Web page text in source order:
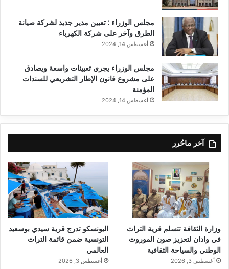
مجلس الوزراء : تعيين مدير جديد لشركة صيانة
الطرق وآخر على شركة الكهرباء
أغسطس 14, 2024
مجلس الوزراء يجري تعيينات واسعة ويصادق
على مشروع قانون الإطار التشريعي للسندات
المؤمنة
أغسطس 14, 2024
آخر ماحُرر
وزارة الثقافة تتسلم قرية التراث
في وادان لتعزيز صون الموروث
الوطني والسياحة الثقافية
أغسطس 3, 2026
اليونسكو تدرج قرية سيدي بوسعيد
التونسية ضمن قائمة التراث
العالمي
أغسطس 3, 2026